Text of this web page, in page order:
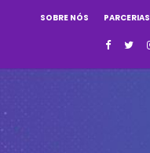
SOBRE NÓS PARCERIAS